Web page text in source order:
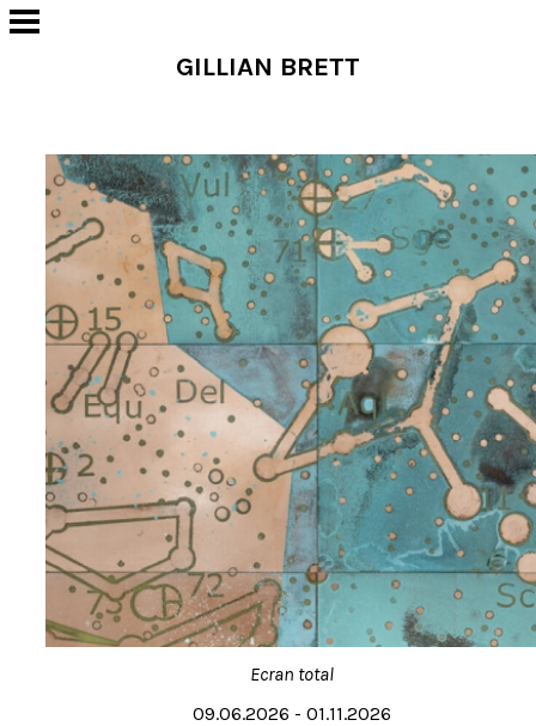
GILLIAN BRETT
Ecran total
09.06.2026 - 01.11.2026